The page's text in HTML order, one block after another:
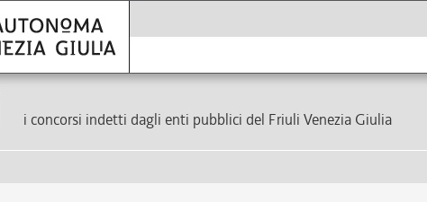
i concorsi indetti dagli enti pubblici del Friuli Venezia Giulia